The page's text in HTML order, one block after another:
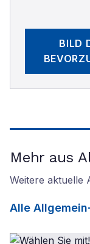
BILD
Mehr aus
Weitere aktuelle
Alle Allgemein